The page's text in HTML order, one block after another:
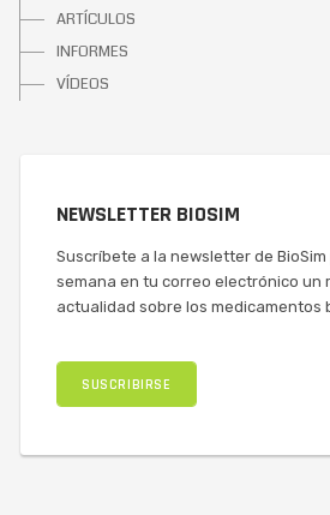
ARTÍCULOS
INFORMES
VÍDEOS
NEWSLETTER BIOSIM
Suscríbete a la newsletter de
semana en tu correo electrónico un
actualidad sobre los medicamentos
SUSCRIBIRSE